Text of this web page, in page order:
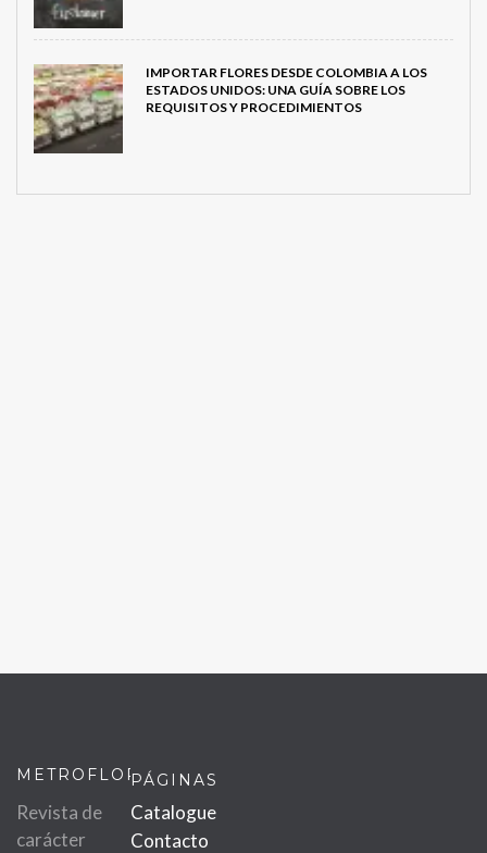
IMPORTAR FLORES DESDE COLOMBIA A LOS
ESTADOS UNIDOS: UNA GUÍA SOBRE LOS
REQUISITOS Y PROCEDIMIENTOS
METROFLOR
Revista de
carácter
PÁGINAS
Catalogue
Contacto